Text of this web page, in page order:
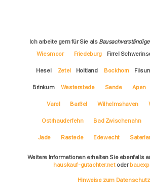
Ich arbeite gern für Sie als
Wiesmoor
Friedeburg Firrel
Hesel Zetel Holtland Bockhorn
Brinkum Westerstede Sande Apen
Varel Barßel Wilhelmshaven
Ostrhauderfehn Bad Zwischenahn
Jade Rastede Edewecht
Weitere Informationen erhalten Sie ebenfalls
hauskauf-gutachter.netoder
Hinweise zum Datenschutz